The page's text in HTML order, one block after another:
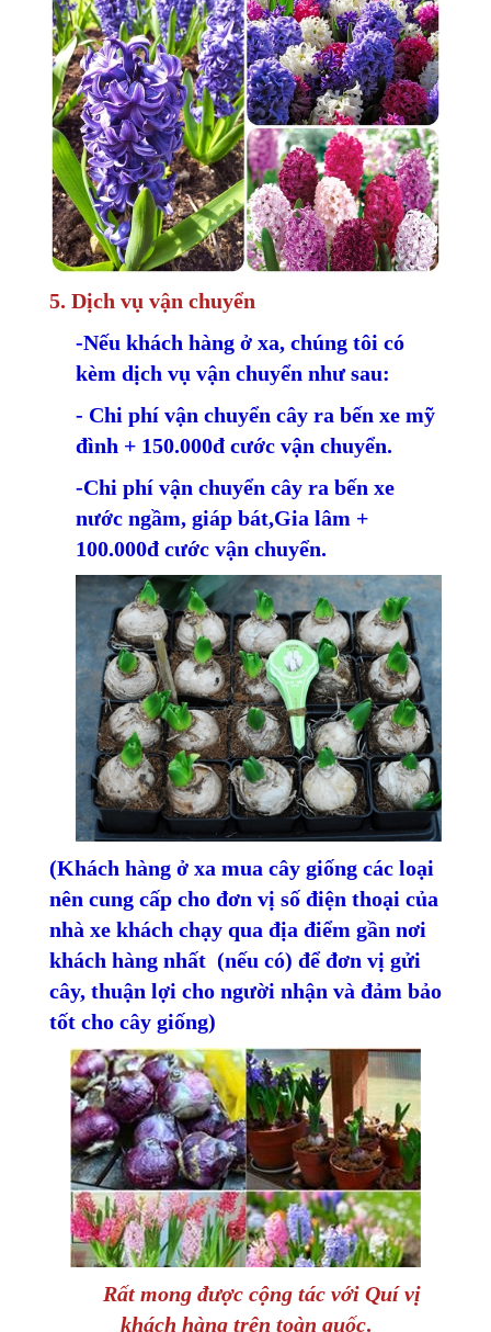
5. Dịch vụ vận chuyển
-Nếu khách hàng ở xa, chúng tôi có
kèm dịch vụ vận chuyển như sau:
- Chi phí vận chuyển cây ra bến xe mỹ
đình + 150.000đ cước vận chuyển.
-Chi phí vận chuyển cây ra bến xe
nước ngầm, giáp bát,Gia lâm +
100.000đ cước vận chuyển.
(Khách hàng ở xa mua cây giống các loại
nên cung cấp cho đơn vị số điện thoại của
nhà xe khách chạy qua địa điểm gần nơi
khách hàng nhất (nếu có) để đơn vị gửi
cây, thuận lợi cho người nhận và đảm bảo
tốt cho cây giống)
Rất mong được cộng tác với Quí vị
khách hàng trên toàn quốc.